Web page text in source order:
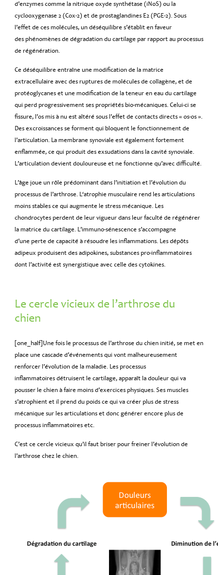
d’enzymes comme la nitrique oxyde synthétase (iNoS) ou la
cyclooxygenase 2 (Cox-2) et de prostaglandines E2 (PGE-2). Sous
l’effet de ces molécules, un déséquilibre s’établit en faveur
des phénomènes de dégradation du cartilage par rapport au processus
de régénération.
Ce déséquilibre entraîne une modification de la matrice
extracellulaire avec des ruptures de molécules de collagène, et de
protéoglycanes et une modification de la teneur en eau du cartilage
qui perd progressivement ses propriétés bio-mécaniques. Celui-ci se
fissure, l’os mis à nu est altéré sous l’effet de contacts directs « os-os ».
Des excroissances se forment qui bloquent le fonctionnement de
l’articulation. La membrane synoviale est également fortement
enflammée, ce qui produit des exsudations dans la cavité synoviale.
L’articulation devient douloureuse et ne fonctionne qu’avec difficulté.
L’âge joue un rôle prédominant dans l’initiation et l’évolution du
processus de l’arthrose. L‘atrophie musculaire rend les articulations
moins stables ce qui augmente le stress mécanique. Les
chondrocytes perdent de leur vigueur dans leur faculté de régénérer
la matrice du cartilage. L’immuno-sénescence s’accompagne
d’une perte de capacité à résoudre les inflammations. Les dépôts
adipeux produisent des adipokines, substances pro-inflammatoires
dont l’activité est synergistique avec celle des cytokines.
Le cercle vicieux de l’arthrose du
chien
[one_half]Une fois le processus de l’arthrose du chien initié, se met en
place une cascade d’événements qui vont malheureusement
renforcer l’évolution de la maladie. Les processus
inflammatoires détruisent le cartilage, apparaît la douleur qui va
pousser le chien à faire moins d’exercices physiques. Ses muscles
s’atrophient et il prend du poids ce qui va créer plus de stress
mécanique sur les articulations et donc générer encore plus de
processus inflammatoires etc.
C’est ce cercle vicieux qu’il faut briser pour freiner l’évolution de
l’arthrose chez le chien.